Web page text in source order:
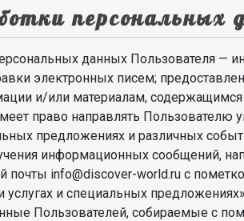
персональных
данных Пользователя —
электронных писем;
и/или материалам, содержащимся
право направлять Пользователю
предложениях и различных
информационных сообщений,
почты info@discover-world.ru с
услугах и специальных
Пользователей, собираемые с